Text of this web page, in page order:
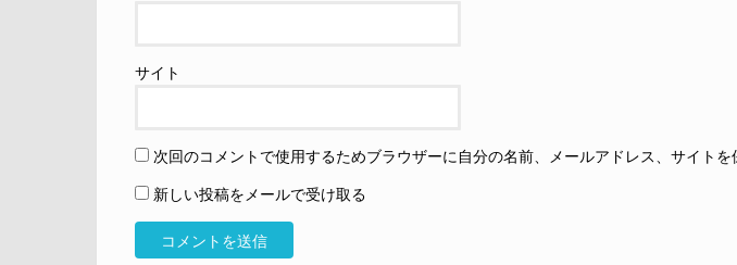
サイト
次回のコメントで使用するためブラウザーに自分の名前、メールアドレス、サイトを
新しい投稿をメールで受け取る